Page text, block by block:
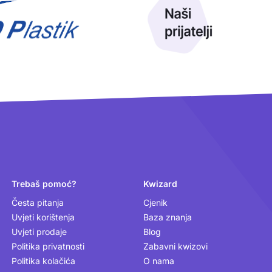
Trebaš pomoć?
Česta pitanja
Uvjeti korištenja
Uvjeti prodaje
Politika privatnosti
Politika kolačića
Kwizard
Cjenik
Baza znanja
Blog
Zabavni kwizovi
O nama